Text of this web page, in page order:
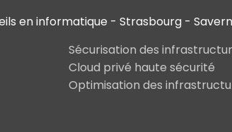
en informatique - Strasbourg -
Sécurisation des
Cloud privé haute sécurité
Optimisation des